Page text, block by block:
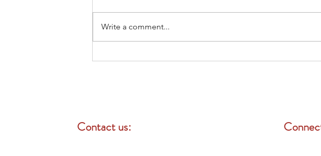
團體健康保險 vs. 個人健康保
Write a comment...
Contact us: